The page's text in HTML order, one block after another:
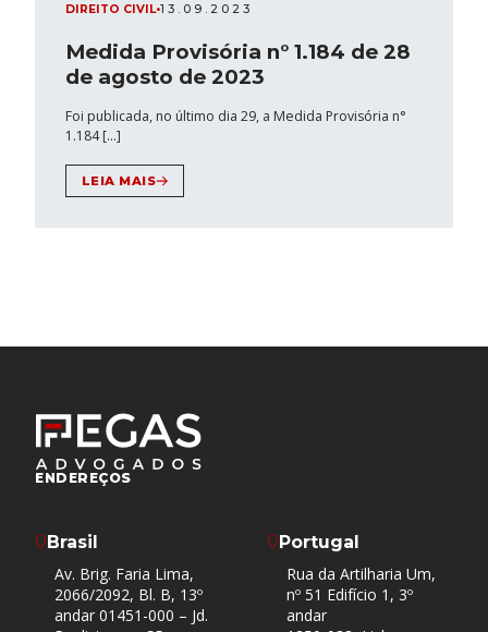
DIREITO CIVIL•13.09.2023
Medida Provisória n° 1.184 de 28
de agosto de 2023
Foi publicada, no último dia 29, a Medida Provisória n°
1.184 […]
LEIA MAIS
ENDEREÇOS
Brasil
Av. Brig. Faria Lima,
2066/2092, Bl. B, 13º
andar 01451-000 – Jd.
Portugal
Rua da Artilharia Um,
nº 51 Edifício 1, 3º
andar